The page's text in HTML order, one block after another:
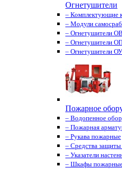
Огнетушители
– Комплектующие
– Модули
– Огнетушители
– Огнетушители
– Огнетушители ОУ
Пожарное
– Водопенное
– Пожарная
– Рукава пожарные
– Средства защиты
– Указатели
– Шкафы